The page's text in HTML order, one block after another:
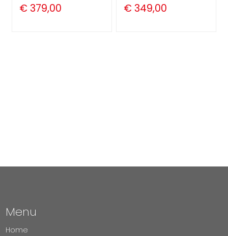
€ 379,00 € 349,00
Menu
Home